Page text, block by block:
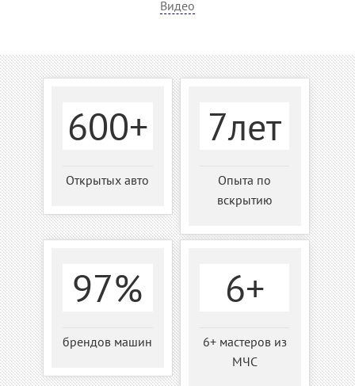
Видео
600+
Открытых авто
7лет
Опыта по
вскрытию
97%
брендов машин
6+
6+ мастеров из
МЧС